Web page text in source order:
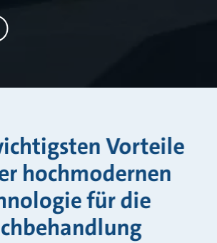
Vorteile
hochmodernen
für die